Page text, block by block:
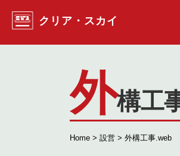
クリア・スカイ
外構工
Home > 設営 > 外構工事.web